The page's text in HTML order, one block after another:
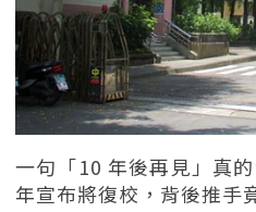
一句「10 年後再見」真
年宣布將復校，背後推手